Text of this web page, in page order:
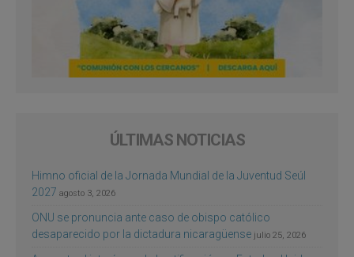
ÚLTIMAS NOTICIAS
Himno oficial de la Jornada Mundial de la Juventud Seúl
2027 agosto 3, 2026
ONU se pronuncia ante caso de obispo católico
desaparecido por la dictadura nicaragüense julio 25, 2026